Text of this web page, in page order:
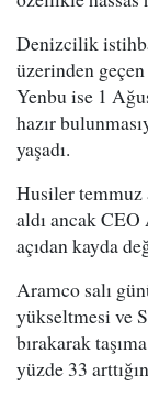
Denizcilik
üzerinden
Yenbu ise 1
hazır
yaşadı.
Husiler temmuz
aldı ancak
açıdan kayda
Aramco salı
yükseltmesi ve
bırakarak
yüzde 33